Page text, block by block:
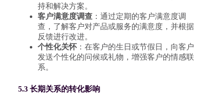
持和解决方案。
客户满意度调查：通过定期的客户满意度调
查，了解客户对产品或服务的满意度，并根据
反馈进行改进。
个性化关怀：在客户的生日或节假日，向客户
发送个性化的问候或礼物，增强客户的情感联
系。
5.3 长期关系的转化影响